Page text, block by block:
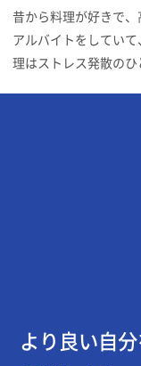
昔から料理が好きで
アルバイトをしてい
理はストレス発散のひ
より良い自